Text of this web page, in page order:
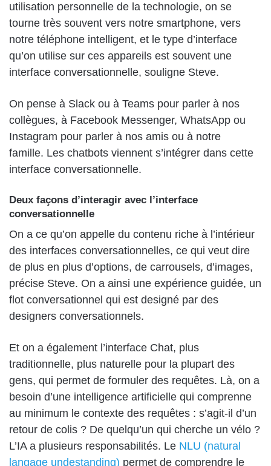
utilisation personnelle de la technologie, on se
tourne très souvent vers notre smartphone, vers
notre téléphone intelligent, et le type d’interface
qu’on utilise sur ces appareils est souvent une
interface conversationnelle, souligne Steve.
On pense à Slack ou à Teams pour parler à nos
collègues, à Facebook Messenger, WhatsApp ou
Instagram pour parler à nos amis ou à notre
famille. Les chatbots viennent s’intégrer dans cette
interface conversationnelle.
Deux façons d’interagir avec l’interface
conversationnelle
On a ce qu’on appelle du contenu riche à l’intérieur
des interfaces conversationnelles, ce qui veut dire
de plus en plus d’options, de carrousels, d’images,
précise Steve. On a ainsi une expérience guidée, un
flot conversationnel qui est designé par des
designers conversationnels.
Et on a également l’interface Chat, plus
traditionnelle, plus naturelle pour la plupart des
gens, qui permet de formuler des requêtes. Là, on a
besoin d’une intelligence artificielle qui comprenne
au minimum le contexte des requêtes : s’agit-il d’un
retour de colis ? De quelqu’un qui cherche un vélo ?
L’IA a plusieurs responsabilités. Le NLU (natural
langage undestanding) permet de comprendre le